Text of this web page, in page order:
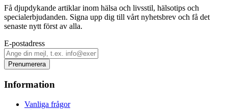
Få djupdykande artiklar inom hälsa och livsstil, hälsotips och
specialerbjudanden. Signa upp dig till vårt nyhetsbrev och få det
senaste nytt först av alla.
E-postadress
Prenumerera
Information
Vanliga frågor